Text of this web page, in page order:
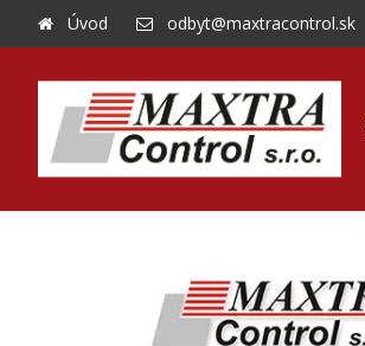
Úvod odbyt@maxtracontrol.sk